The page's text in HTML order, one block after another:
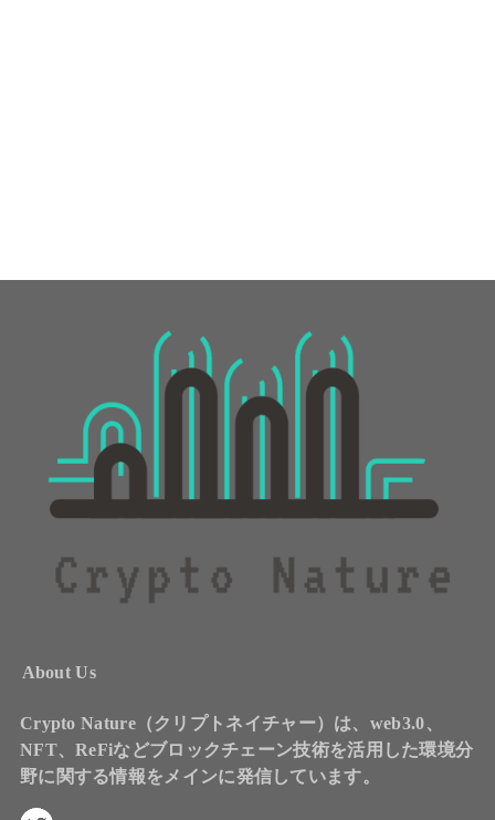
About Us
Crypto Nature（クリプトネイチャー）は、web3.0、
NFT、ReFiなどブロックチェーン技術を活用した環境分
野に関する情報をメインに発信しています。